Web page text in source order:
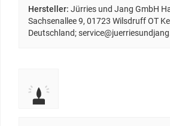
Hersteller: Jürries und Jang GmbH
Sachsenallee 9, 01723 Wilsdruff OT
Deutschland;